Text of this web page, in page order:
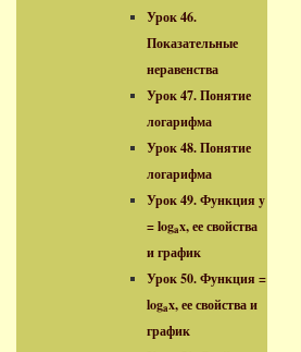
Урок 46.
Показательные
неравенства
Урок 47. Понятие
логарифма
Урок 48. Понятие
логарифма
Урок 49. Функция y
= logax, ее свойства
и график
Урок 50. Функция =
logax, ее свойства и
график